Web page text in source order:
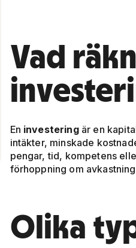
Vad
En investeringär en
intäkter, minskade
pengar, tid, kompetens
förhoppning om
Olika